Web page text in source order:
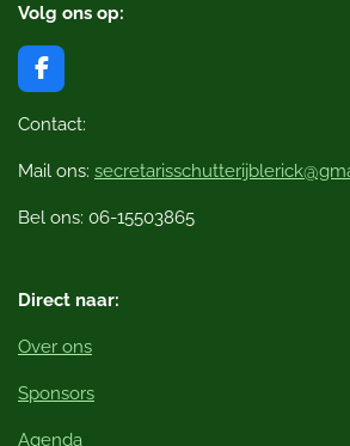
Volg ons op:
F
a
c
b
o
k
Contact:
Mail ons:
Bel ons: 06-15503865
Direct naar:
Over ons
Sponsors
Agenda